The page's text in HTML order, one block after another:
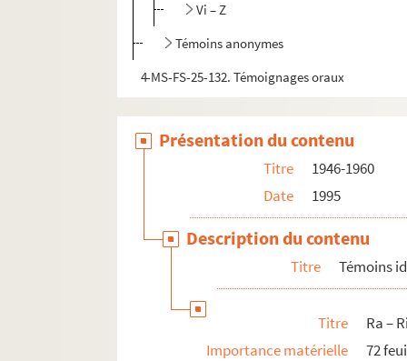
Vi – Z
Témoins anonymes
4-MS-FS-25-132. Témoignages oraux
Présentation du contenu
Titre
1946-1960
Date
1995
Description du contenu
Titre Témoins
Titre
Ra –
Importance matérielle
72